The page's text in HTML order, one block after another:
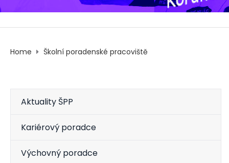
Home Školní poradenské pracoviště
Aktuality ŠPP
Kariérový poradce
Výchovný poradce